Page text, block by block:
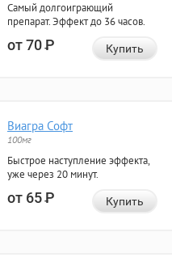
Самый долгоиграющий
препарат. Эффект до 36 часов.
от 70Р Купить
Виагра Софт
100мг
Быстрое наступление эффекта,
уже через 20 минут.
от 65Р Купить